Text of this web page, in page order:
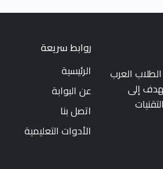
العرب
إلى
روابط سريعة
الرئيسية
عن البوابة
اتصل بنا
الأدوات التعليمية